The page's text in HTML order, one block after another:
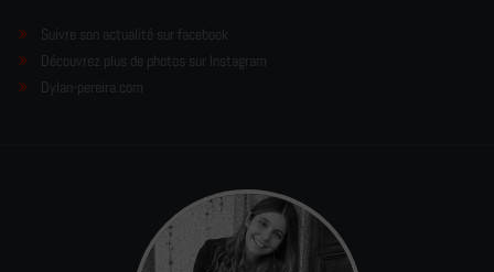
Suivre son actualité sur facebook
Découvrez plus de photos sur Instagram
Dylan-pereira.com